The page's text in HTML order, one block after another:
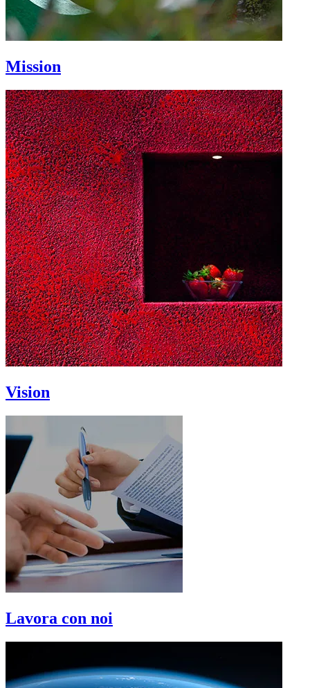
Mission
Vision
Lavora con noi